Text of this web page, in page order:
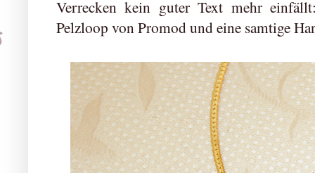
Verrecken kein guter Text mehr
Pelzloop von Promod und eine samtige